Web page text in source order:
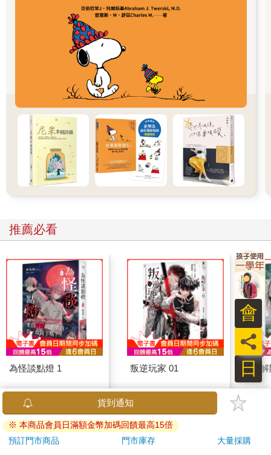
「老師，我好害怕，做不到。」
「很害怕？怎麼說？」
「現在的確覺得疼痛，毫無疑問的感到疼痛。但是要去監控有多
痛，實在是太可怕了，我做不到，就連閉上眼睛也覺得很可
怕。」勇介如此訴說。
由此可以明白，勇介不是不願監控，而是無法監控背痛。
之後透過對話跟練習得知，勇介不僅背痛，就連內在經驗，用認
知行為療法的用語來說，就是完全無法監控認知（自動化想
法）、情緒、身體反應。勇介有辦法監控的，只有外在於自己的
環境（壓力源），以及實際採取的行為而已。
其實，勇介跟我前言介紹的真美子一樣，某種因素妨礙著他進行
自我監控。
真美子的個案是因為過去的經驗，造成嚴重的心理創傷，這樣的
背景導致她害怕碰觸自己的情緒感受，無法自我監控。而勇介又
是怎麼樣的狀況呢？為什麼他不僅是情緒，就連認知跟身體反應
等內在經驗也無法接近呢？
我的假說是：「因為他過去不曾做過那樣的事情」。
其實像勇介這樣的人並不少見。這樣的人從小就要面對跟山一樣
高的學業跟各種才藝（也就是外部課題），一直以來都非常拚命
努力學習，所以有辦法關注自身的外在現象（換句話說，他們也
只能做到這樣）。但也因此，他們還沒學會如何關注自己的想
法、情感、身體反應等內在現象，就長大成人了。
推薦必看
為怪談點燈 1
折
加入購物車
叛逆玩家 01
加入購物車
請解
貨到通知
※ 本商品會員日滿額金幣加碼回饋最高15倍
預訂門市商品
門市庫存 大量採購
日
員
會